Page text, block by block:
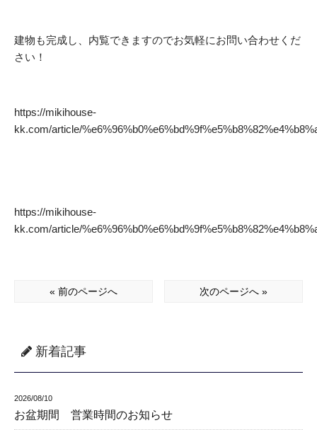
建物も完成し、内覧できますのでお気軽にお問い合わせくだ
さい！
https://mikihouse-
kk.com/article/
https://mikihouse-
kk.com/article/
« 前のページへ 次のページへ »
新着記事
2026/08/10
お盆期間 営業時間のお知らせ